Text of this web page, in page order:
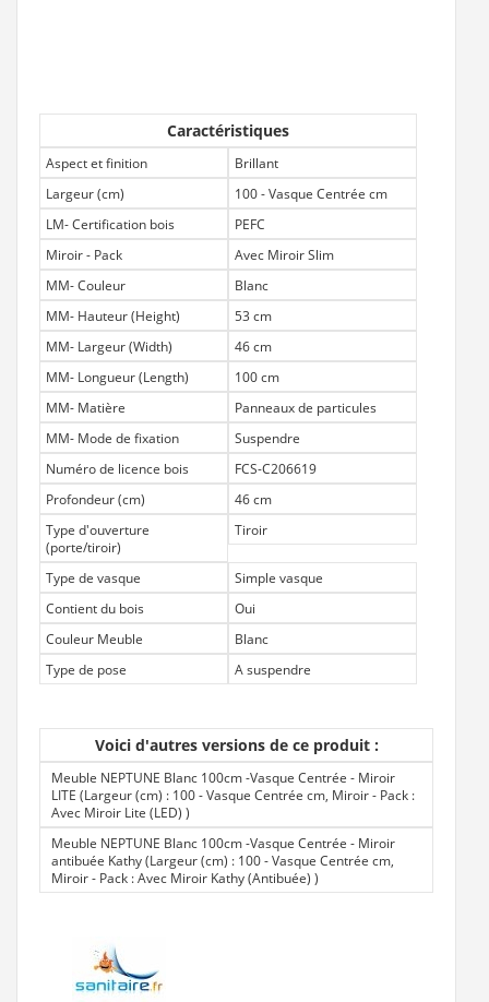
Caractéristiques
Aspect et finition
Brillant
Largeur (cm)
100 - Vasque Centrée cm
LM- Certification bois
PEFC
Miroir - Pack
Avec Miroir Slim
MM- Couleur
Blanc
MM- Hauteur (Height)
53 cm
MM- Largeur (Width)
46 cm
MM- Longueur (Length)
100 cm
MM- Matière
Panneaux de particules
MM- Mode de fixation
Suspendre
Numéro de licence bois
FCS-C206619
Profondeur (cm)
46 cm
Type d'ouverture
(porte/tiroir)
Tiroir
Type de vasque
Simple vasque
Contient du bois
Oui
Couleur Meuble
Blanc
Type de pose
A suspendre
Voici d'autres versions de ce produit :
Meuble NEPTUNE Blanc 100cm -Vasque Centrée - Miroir
LITE (Largeur (cm) : 100 - Vasque Centrée cm, Miroir - Pack :
Avec Miroir Lite (LED) )
Meuble NEPTUNE Blanc 100cm -Vasque Centrée - Miroir
antibuée Kathy (Largeur (cm) : 100 - Vasque Centrée cm,
Miroir - Pack : Avec Miroir Kathy (Antibuée) )